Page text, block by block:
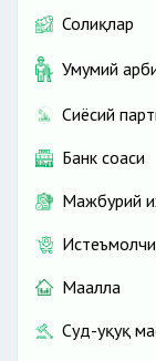
Солиқлар
Умумий
Сиёсий
Банк соҳаси
Мажбурий
Истеъмолчи
Маҳалла
Суд-ҳуқуқ